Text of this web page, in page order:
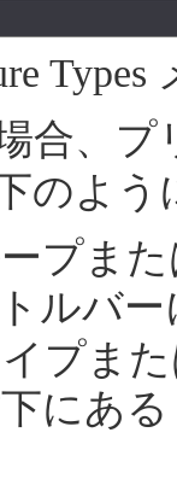
合、
のよう
プま
ルバ
プま
にあ